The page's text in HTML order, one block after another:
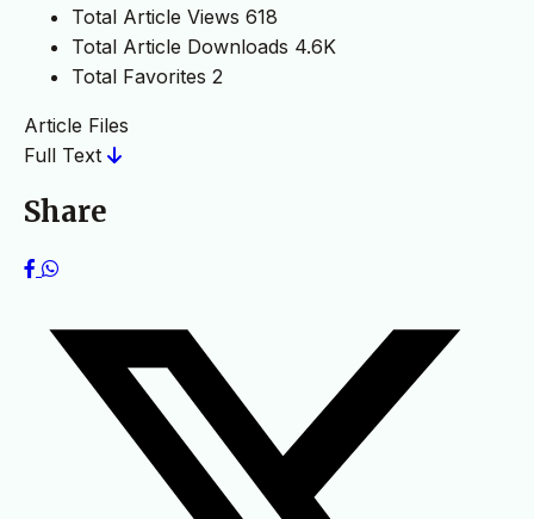
Total Article Views 618
Total Article Downloads 4.6K
Total Favorites 2
Article Files
Full Text
Share